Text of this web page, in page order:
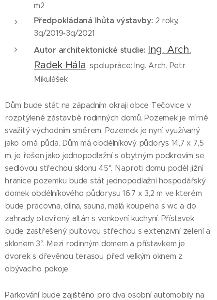
m2
Předpokládaná lhůta výstavby: 2 roky,
3q/2019-3q/2021
Autor architektonické studie: Ing. Arch.
Radek Hála, spolupráce: Ing. Arch. Petr
Mikulášek
Dům bude stát na západním okraji obce Tečovice v
rozptýlené zástavbě rodinných domů. Pozemek je mírně
svažitý východním směrem. Pozemek je nyní využívaný
jako orná půda. Dům má obdélníkový půdorys 14,7 x 7,5
m, je řešen jako jednopodlažní s obytným podkrovím se
sedlovou střechou sklonu 45°. Naproti domu podél jižní
hranice pozemku bude stát jednopodlažní hospodářský
domek obdélníkového půdorysu 16,7 x 3,2 m ve kterém
bude pracovna, dílna, sauna, malá koupelna s wc a do
zahrady otevřený altán s venkovní kuchyní. Přístavek
bude zastřešený pultovou střechou s extenzivní zelení a
sklonem 3°. Mezi rodinným domem a přístavkem je
dvorek s dřevěnou terasou před velkým oknem z
obývacího pokoje.
Parkování bude zajištěno pro dva osobní automobily na